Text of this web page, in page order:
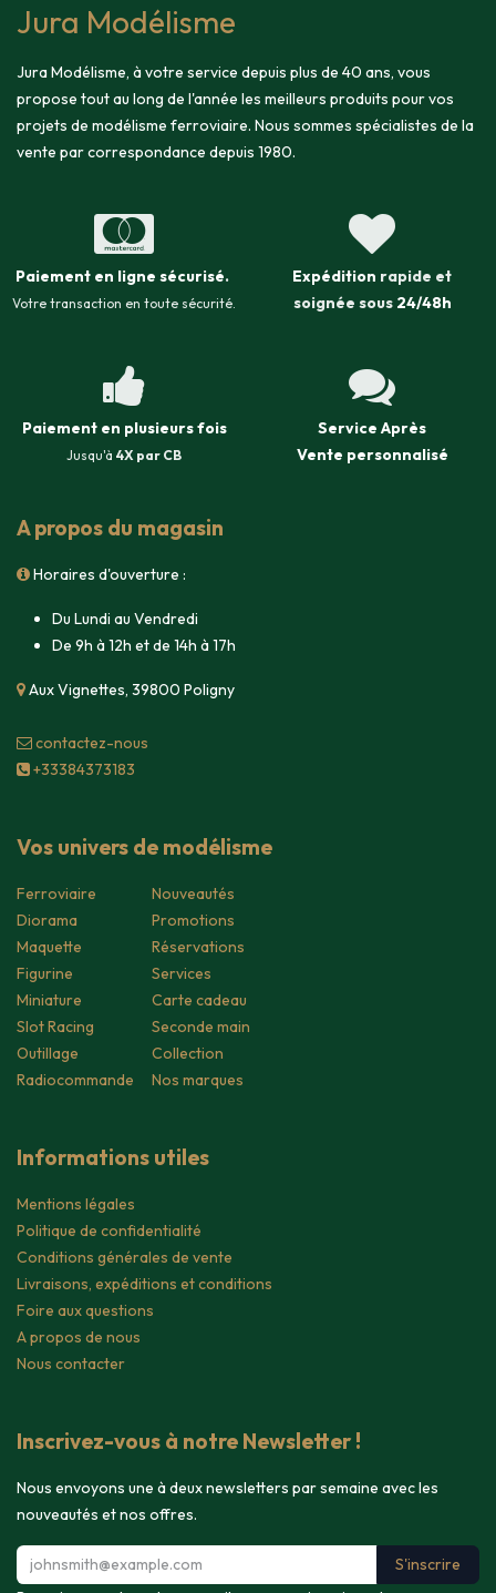
Jura Modélisme
Jura Modélisme, à votre service depuis plus de 40 ans, vous
propose tout au long de l'année les meilleurs produits pour vos
projets de modélisme ferroviaire. Nous sommes spécialistes de la
vente par correspondance depuis 1980.
Paiement en ligne sécurisé.
Votre transaction en toute sécurité.
Expédition rapide et
soignée sous 24/48h
Paiement en plusieurs fois
Jusqu'à 4X par CB
Service Après
Vente personnalisé
A propos du magasin
Horaires d'ouverture :
Du Lundi au Vendredi
De 9h à 12h et de 14h à 17h
Aux Vignettes, 39800 Poligny
contacte​z-nous
+33384373183
Vos univers de modélisme
Ferroviaire
Diorama
Maquette
Figurine
Miniature
Slot Racing
Outillage
Radiocommande
Nouveautés
Promotions
Réservations
Services
Carte cadeau
Seconde main
Collection
Nos marques
Informations utiles
Mentions légales
Politique de confidentialité
Conditions générales de vente
Livraisons, expéditions et conditions
Foire aux questions
A propos de nous
Nous contacter
Inscrivez-vous à notre Newsletter !
Nous envoyons une à deux newsletters par semaine avec les
nouveautés et nos offres.
S'inscrire